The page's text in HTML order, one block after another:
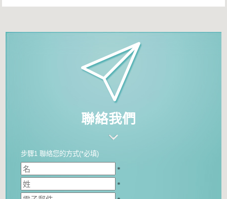
聯絡我們
步驟1 聯絡您的方式(*必填)
*
*